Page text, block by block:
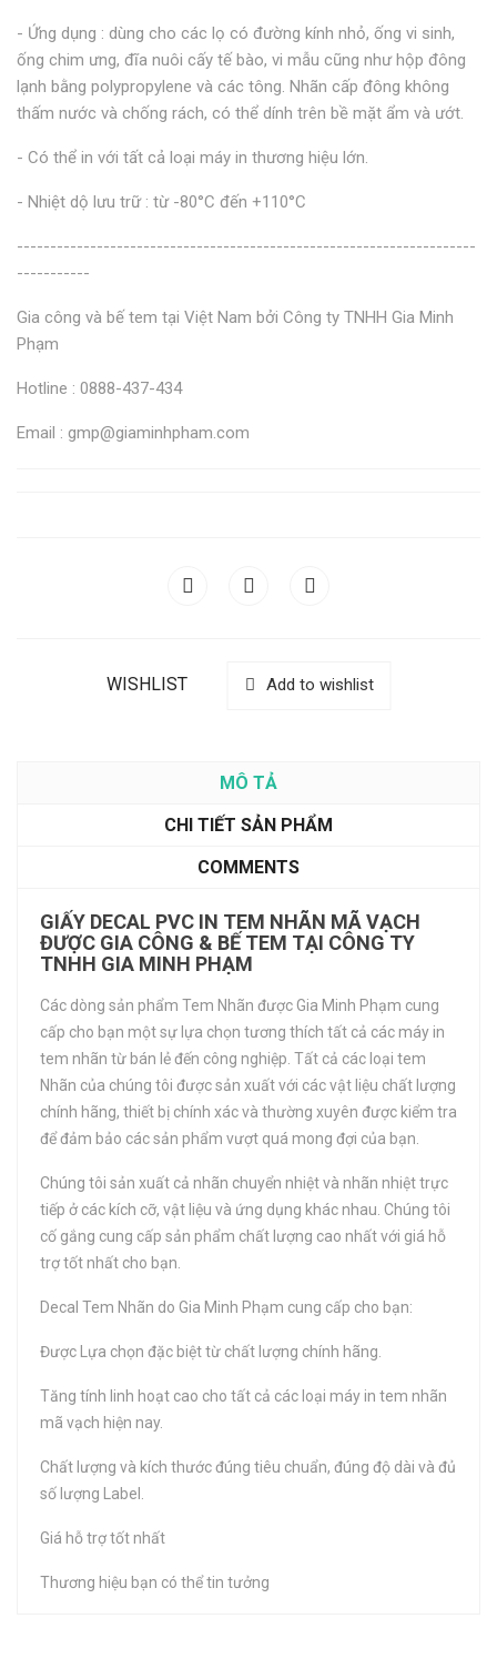
- Ứng dụng : dùng cho các lọ có đường kính nhỏ, ống vi sinh,
ống chim ưng, đĩa nuôi cấy tế bào, vi mẫu cũng như hộp đông
lạnh bằng polypropylene và các tông. Nhãn cấp đông không
thấm nước và chống rách, có thể dính trên bề mặt ẩm và ướt.
- Có thể in với tất cả loại máy in thương hiệu lớn.
- Nhiệt dộ lưu trữ : từ -80°C đến +110°C
---------------------------------------------------------------------
-----------
Gia công và bế tem tại Việt Nam bởi Công ty TNHH Gia Minh
Phạm
Hotline : 0888-437-434
Email : gmp@giaminhpham.com
WISHLIST Add to wishlist
MÔ TẢ
CHI TIẾT SẢN PHẨM
COMMENTS
GIẤY DECAL PVC IN TEM NHÃN MÃ VẠCH
ĐƯỢC GIA CÔNG & BẾ TEM TẠI CÔNG TY
TNHH GIA MINH PHẠM
Các dòng sản phẩm Tem Nhãn được Gia Minh Phạm cung
cấp cho bạn một sự lựa chọn tương thích tất cả các máy in
tem nhãn từ bán lẻ đến công nghiệp. Tất cả các loại tem
Nhãn của chúng tôi được sản xuất với các vật liệu chất lượng
chính hãng, thiết bị chính xác và thường xuyên được kiểm tra
để đảm bảo các sản phẩm vượt quá mong đợi của bạn.
Chúng tôi sản xuất cả nhãn chuyển nhiệt và nhãn nhiệt trực
tiếp ở các kích cỡ, vật liệu và ứng dụng khác nhau. Chúng tôi
cố gắng cung cấp sản phẩm chất lượng cao nhất với giá hỗ
trợ tốt nhất cho bạn.
Decal Tem Nhãn do Gia Minh Phạm cung cấp cho bạn:
Được Lựa chọn đặc biệt từ chất lượng chính hãng.
Tăng tính linh hoạt cao cho tất cả các loại máy in tem nhãn
mã vạch hiện nay.
Chất lượng và kích thước đúng tiêu chuẩn, đúng độ dài và đủ
số lượng Label.
Giá hỗ trợ tốt nhất
Thương hiệu bạn có thể tin tưởng